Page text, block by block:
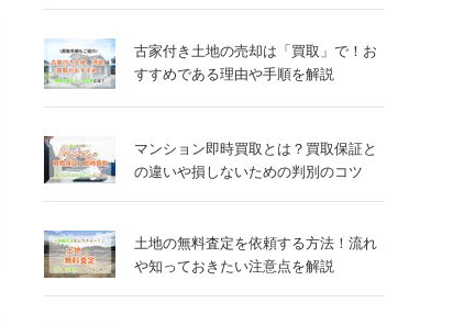
古家付き土地の売却は「買取」で！お
すすめである理由や手順を解説
マンション即時買取とは？買取保証と
の違いや損しないための判別のコツ
土地の無料査定を依頼する方法！流れ
や知っておきたい注意点を解説